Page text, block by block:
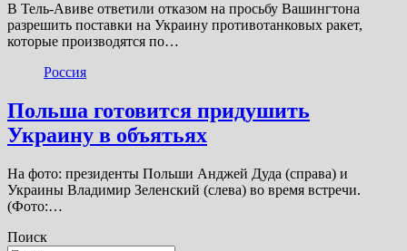
В Тель-Авиве ответили отказом на просьбу Вашингтона
разрешить поставки на Украину противотанковых ракет,
которые производятся по…
Россия
Польша готовится придушить
Украину в объятьях
На фото: президенты Польши Анджей Дуда (справа) и
Украины Владимир Зеленский (слева) во время встречи.
(Фото:…
Поиск